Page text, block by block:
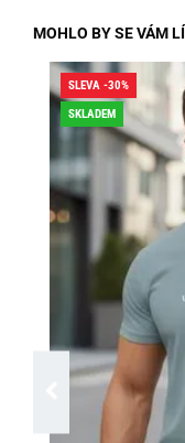
MOHLO BY SE VÁM
SLEVA -30%
SKLADEM